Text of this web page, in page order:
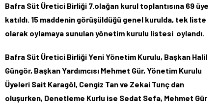
Bafra Süt Üretici Birliği 7.olağan kurul toplantısına 69 üye
katıldı. 15 maddenin görüşüldüğü genel kurulda, tek liste
olarak oylamaya sunulan yönetim kurulu listesi oylandı.
Bafra Süt Üretici Birliği Yeni Yönetim Kurulu, Başkan Halil
Güngör, Başkan Yardımcısı Mehmet Gür, Yönetim Kurulu
Üyeleri Sait Karagöl, Cengiz Tan ve Zekai Tunç dan
oluşurken, Denetleme Kurlu ise Sedat Sefa, Mehmet Gür